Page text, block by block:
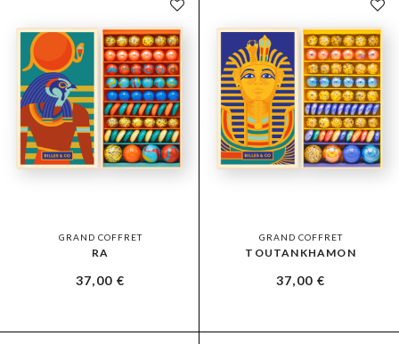
GRAND COFFRET
RA
37,00€
GRAND COFFRET
TOUTANKHAMON
37,00€